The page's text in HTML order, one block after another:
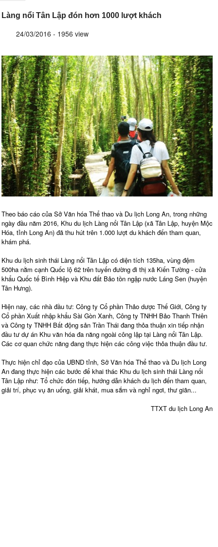
Làng nổi Tân Lập đón hơn 1000 lượt khách
24/03/2016 - 1956 view
Theo báo cáo của Sở Văn hóa Thể thao và Du lịch Long An, trong những
ngày đầu năm 2016, Khu du lịch Làng nổi Tân Lập (xã Tân Lập, huyện Mộc
Hóa, tỉnh Long An) đã thu hút trên 1.000 lượt du khách đến tham quan,
khám phá.
Khu du lịch sinh thái Làng nổi Tân Lập có diện tích 135ha, vùng đệm
500ha nằm cạnh Quốc lộ 62 trên tuyến đường đi thị xã Kiến Tường - cửa
khẩu Quốc tế Bình Hiệp và Khu đất Bảo tồn ngập nước Láng Sen (huyện
Tân Hưng).
Hiện nay, các nhà đầu tư: Công ty Cổ phần Thảo dược Thế Giới, Công ty
Cổ phần Xuất nhập khẩu Sài Gòn Xanh, Công ty TNHH Bảo Thanh Thiên
và Công ty TNHH Bất động sản Trần Thái đang thỏa thuận xin tiếp nhận
đầu tư dự án Khu văn hóa đa năng ngoài công lập tại Làng nổi Tân Lập.
Các cơ quan chức năng đang thực hiện các công việc thỏa thuận đầu tư.
Thực hiện chỉ đạo của UBND tỉnh, Sở Văn hóa Thể thao và Du lịch Long
An đang thực hiện các bước để khai thác Khu du lịch sinh thái Làng nổi
Tân Lập như: Tổ chức đón tiếp, hướng dẫn khách du lịch đến tham quan,
giải trí, phục vụ ăn uống, giải khát, mua sắm và nghỉ ngơi, thư giãn...
TTXT du lịch Long An